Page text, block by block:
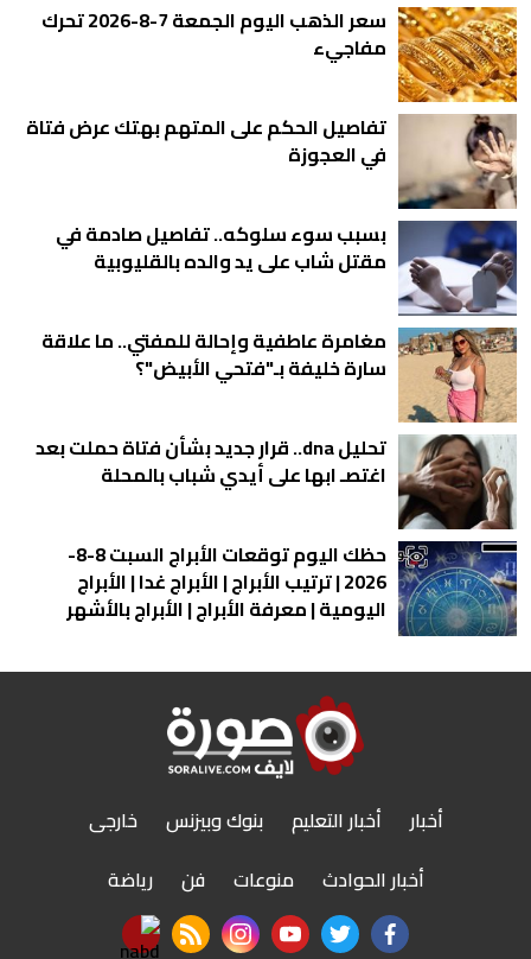
سعر الذهب اليوم الجمعة 7-8-2026 تحرك
مفاجيء
تفاصيل الحكم على المتهم بهتك عرض فتاة
في العجوزة
بسبب سوء سلوكه.. تفاصيل صادمة في
مقتل شاب على يد والده بالقليوبية
مغامرة عاطفية وإحالة للمفتي.. ما علاقة
سارة خليفة بـ"فتحي الأبيض"؟
تحليل dna.. قرار جديد بشأن فتاة حملت بعد
اغتصـ ابها على أيدي شباب بالمحلة
حظك اليوم توقعات الأبراج السبت 8-8-
2026 | ترتيب الأبراج | الأبراج غدا | الأبراج
اليومية | معرفة الأبراج | الأبراج بالأشهر
أخبار أخبار التعليم بنوك وبيزنس
خارجى
أخبار الحوادث
منوعات فن
رياضة
facebook
twitter
youtube
instagram
rss feed
nabd app